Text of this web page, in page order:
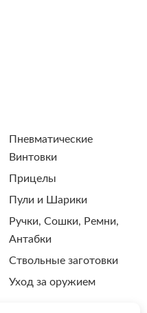
Пневматические
Винтовки
Прицелы
Пули и Шарики
Ручки, Сошки, Ремни,
Антабки
Ствольные заготовки
Уход за оружием